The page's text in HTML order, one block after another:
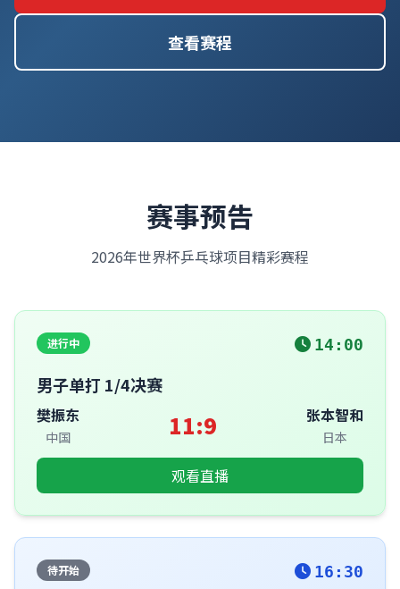
查看赛程
赛事预告
2026年世界杯乒乓球项目精彩赛程
进行中 14:00
男子单打 1/4决赛
樊振东
中国 11:9 张本智和
日本
观看直播
待开始 16:30